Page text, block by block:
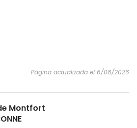
Página actualizada el 6/08/2026
Montfort